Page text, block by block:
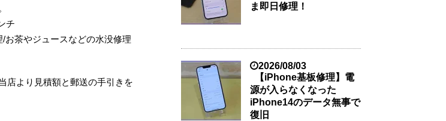
チ
お茶やジュースなどの水没修理
店より見積額と郵送の手引きを
ま即日修理！
2026/08/03
【iPhone基板修理】電
源が入らなくなった
iPhone14のデータ無事で
復旧